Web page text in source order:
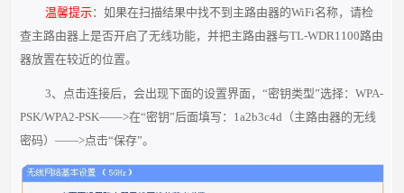
温馨提示：如果在扫描结果中找不到主路由器的WiFi名称，请检
查主路由器上是否开启了无线功能，并把主路由器与TL-WDR1100路由
器放置在较近的位置。
3、点击连接后，会出现下面的设置界面，“密钥类型”选择：WPA-
PSK/WPA2-PSK——>在“密钥”后面填写：1a2b3c4d（主路由器的无线
密码）——>点击“保存”。